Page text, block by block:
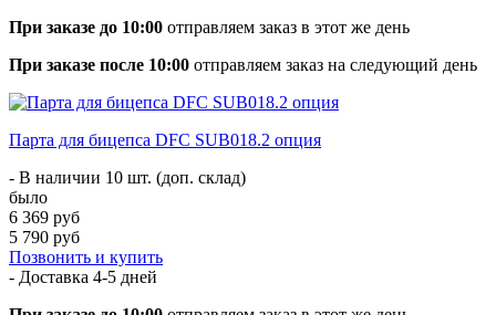
При заказе до 10:00 отправляем заказ в этот же день
При заказе после 10:00 отправляем заказ на следующий день
Парта для бицепса DFC SUB018.2 опция
- В наличии 10 шт. (доп. склад)
было
6 369 руб
5 790 руб
Позвонить и купить
- Доставка 4-5 дней